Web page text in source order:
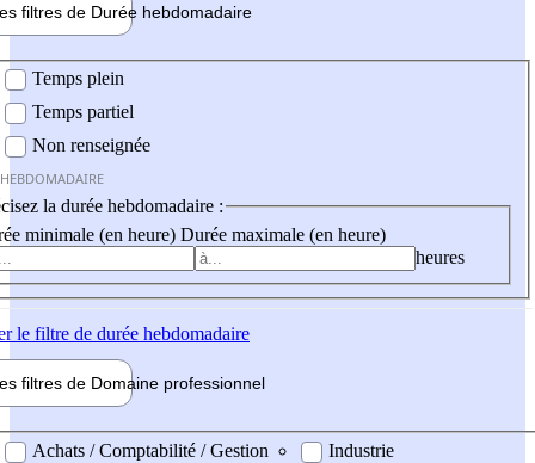
filtres de Durée hebdomadaire
Temps plein
Temps partiel
Non renseignée
la durée hebdomadaire :
minimale (en heure) Durée maximale (en heure)
heures
le filtre de durée hebdomadaire
filtres de Domaine professionnel
professionel
Achats / Comptabilité / Gestion
Industrie